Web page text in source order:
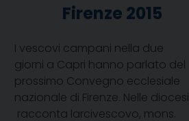
Firenze 2015
I vescovi campani nella due
giorni a Capri hanno parlato del
prossimo Convegno ecclesiale
nazionale di Firenze. Nelle diocesi
 racconta larcivescovo, mons.